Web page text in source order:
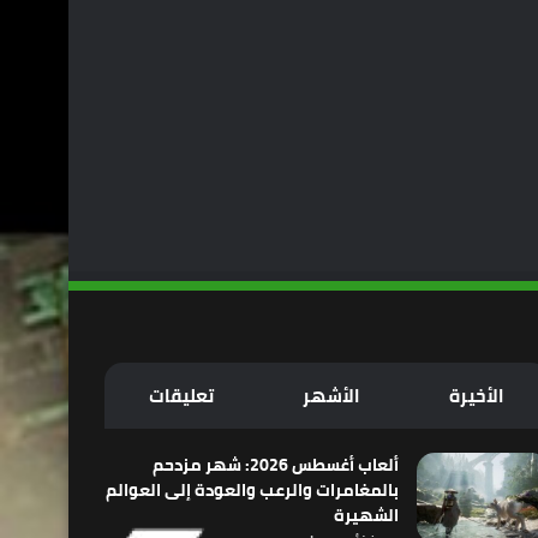
الأخيرة الأشهر تعليقات
ألعاب أغسطس 2026: شهر مزدحم
بالمغامرات والرعب والعودة إلى العوالم
الشهيرة